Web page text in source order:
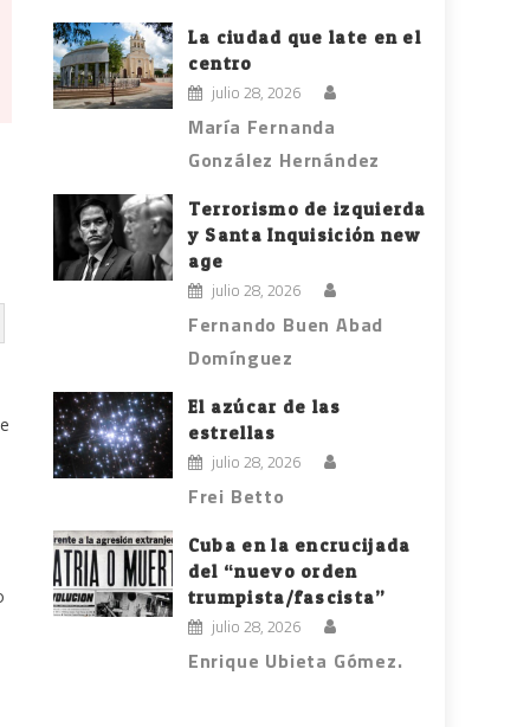
La ciudad que late en el
centro
julio 28, 2026
María Fernanda
González Hernández
Terrorismo de izquierda
y Santa Inquisición new
age
julio 28, 2026
Fernando Buen Abad
Domínguez
El azúcar de las
estrellas
julio 28, 2026
Frei Betto
Cuba en la encrucijada
del “nuevo orden
trumpista/fascista”
julio 28, 2026
Enrique Ubieta Gómez.